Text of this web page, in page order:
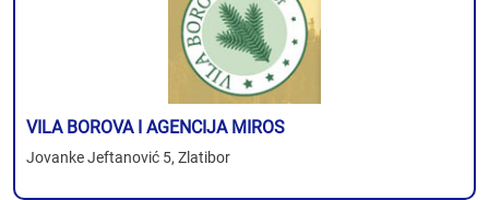
VILA BOROVA I AGENCIJA MIROS
Jovanke Jeftanović 5, Zlatibor